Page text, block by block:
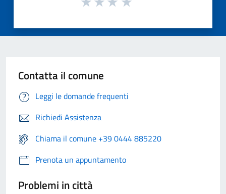
Contatta il comune
Leggi le domande frequenti
Richiedi Assistenza
Chiama il comune +39 0444 885220
Prenota un appuntamento
Problemi in città